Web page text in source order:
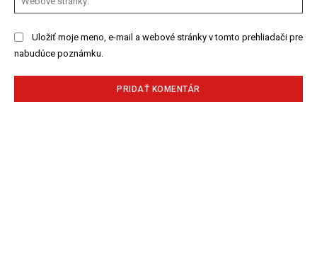
Uložiť moje meno, e-mail a webové stránky v tomto prehliadači pre
nabudúce poznámku.